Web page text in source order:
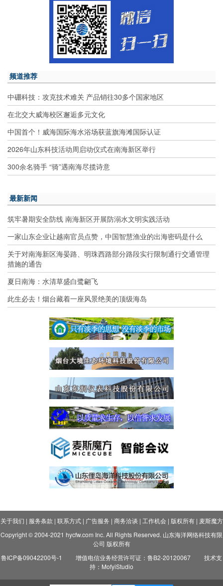
频道推荐
中硼科技：攻克技术难关 产品销往30多个国家地区
在北交大威海校区邂逅多元文化
中国首个！威海国际海水浴场获蓝旗海滩国际认证
2026年山东科技活动周启动仪式在南海新区举行
300余名骑手 “骑”遇南海尽揽诗意
最新新闻
筑牢暑期安全防线 南海新区开展防溺水文明实践活动
一家山东企业让越南官员点赞，中国智慧渔业的出海密码是什么
关于对南海新区海晏路、明珠西路部分路段实行限制通行交通管理
措施的通告
夏日南海：水清草盛白鹭翩飞
此生必去！烟台藏着一座风景绝美的顶级海岛
关于我们 | 服务条款 | 联系方式| 广告服务 | 商务洽谈 | 工作机会| 版权所有| 麦斯魔方
Copyright © 2004-2021 hycfw.com Inc. All Rights Reserved. 山东海洋网络科技有限
公司 版权所有
鲁ICP备09042200号-1
增值电信业务经营许可证：鲁B2-20120067
技术支
持：MofyiStudio